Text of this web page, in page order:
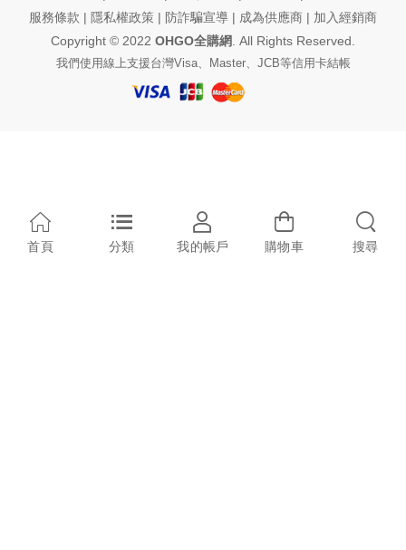
服務條款 | 隱私權政策 | 防詐騙宣導 | 成為供應商 | 加入經銷商
Copyright © 2022 OHGO全購網 . All Rights Reserved.
我們使用線上支援台灣Visa、Master、JCB等信用卡結帳
首頁 分類 我的帳戶 購物車 搜尋